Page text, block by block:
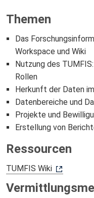
Themen
Das
Workspace und Wiki
Nutzung des
Rollen
Herkunft der Daten
Datenbereiche und
Projekte und
Erstellung von
Ressourcen
TUMFIS Wiki